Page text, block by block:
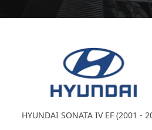
HYUNDAI SONATA IV EF (2001 -